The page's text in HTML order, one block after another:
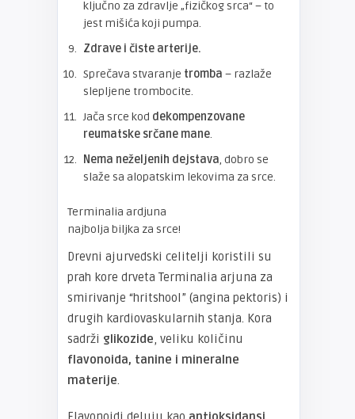
ključno za zdravlje „fizičkog srca“ – to
jest mišića koji pumpa.
Zdrave i čiste arterije.
Sprečava stvaranje tromba – razlaže
slepljene trombocite.
Jača srce kod dekompenzovane
reumatske srčane mane.
Nema neželjenih dejstava, dobro se
slaže sa alopatskim lekovima za srce.
Terminalia ardjuna
najbolja biljka za srce!
Drevni ajurvedski celitelji koristili su
prah kore drveta Terminalia arjuna za
smirivanje “hritshool” (angina pektoris) i
drugih kardiovaskularnih stanja. Kora
sadrži glikozide, veliku količinu
flavonoida, tanine i mineralne
materije.